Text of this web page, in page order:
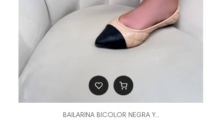
BAILARINA BICOLOR NEGRA Y...